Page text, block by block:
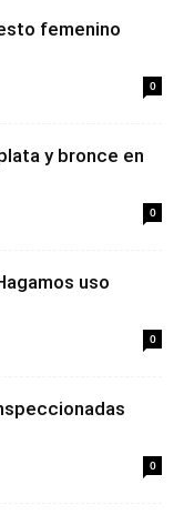
femenino
0
y bronce en
0
uso
0
0